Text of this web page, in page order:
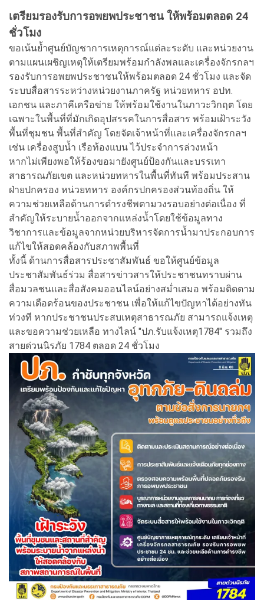
เตรียมรองรับการอพยพประชาชน ให้พร้อมตลอด 24
ชั่วโมง
ขอเน้นย้ำศูนย์บัญชาการเหตุการณ์แต่ละระดับ และหน่วยงาน
ตามแผนเผชิญเหตุให้เตรียมพร้อมกำลังพลและเครื่องจักรกลฯ
รองรับการอพยพประชาชนให้พร้อมตลอด 24 ชั่วโมง และจัด
ระบบสื่อสารระหว่างหน่วยงานภาครัฐ หน่วยทหาร อปท.
เอกชน และภาคีเครือข่าย ให้พร้อมใช้งานในภาวะวิกฤต โดย
เฉพาะในพื้นที่ที่มักเกิดอุปสรรคในการสื่อสาร พร้อมเฝ้าระวัง
พื้นที่ชุมชน พื้นที่สำคัญ โดยจัดเจ้าหน้าที่และเครื่องจักรกลฯ
เช่น เครื่องสูบน้ำ เรือท้องแบน ไว้ประจำการล่วงหน้า
หากไม่เพียงพอให้ร้องขอมายังศูนย์ป้องกันและบรรเทา
สาธารณภัยเขต และหน่วยทหารในพื้นที่ทันที พร้อมประสาน
ฝ่ายปกครอง หน่วยทหาร องค์กรปกครองส่วนท้องถิ่น ให้
ความช่วยเหลือด้านการดำรงชีพตามวงรอบอย่างต่อเนื่อง ที่
สำคัญให้ระบายน้ำออกจากแหล่งน้ำโดยใช้ข้อมูลทาง
วิชาการและข้อมูลจากหน่วยบริหารจัดการน้ำมาประกอบการ
แก้ไขให้สอดคล้องกับสภาพพื้นที่
ทั้งนี้ ด้านการสื่อสารประชาสัมพันธ์ ขอให้ศูนย์ข้อมูล
ประชาสัมพันธ์ร่วม สื่อสารข่าวสารให้ประชาชนทราบผ่าน
สื่อมวลชนและสื่อสังคมออนไลน์อย่างสม่ำเสมอ พร้อมติดตาม
ความเดือดร้อนของประชาชน เพื่อให้แก้ไขปัญหาได้อย่างทัน
ท่วงที หากประชาชนประสบเหตุสาธารณภัย สามารถแจ้งเหตุ
และขอความช่วยเหลือ ทางไลน์ "ปภ.รับแจ้งเหตุ1784" รวมถึง
สายด่วนนิรภัย 1784 ตลอด 24 ชั่วโมง